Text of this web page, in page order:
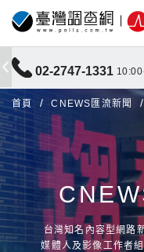
02-2747-1331
首頁 CNEWS匯流新聞
台灣知名內容型網路
媒體人及影像工作者